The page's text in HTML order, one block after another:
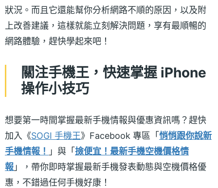
狀況。而且它還能幫你分析網路不順的原因，以及附
上改善建議，這樣就能立刻解決問題，享有最順暢的
網路體驗，趕快學起來吧！
關注手機王，快速掌握 iPhone
操作小技巧
想要第一時間掌握最新手機情報與優惠資訊嗎？趕快
加入《SOGI 手機王》Facebook 專區「悄悄跟你說新
手機情報！ 」與「撿便宜！最新手機空機價格情
報 」，帶你即時掌握最新手機發表動態與空機價格優
惠，不錯過任何手機好康！